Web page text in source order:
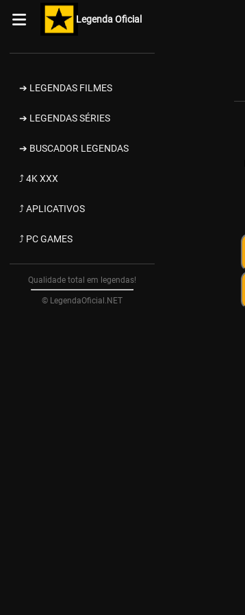
Legenda Oficial
➔ LEGENDAS FILMES
➔ LEGENDAS SÉRIES
➔ BUSCADOR LEGENDAS
⤴ 4K XXX
⤴ APLICATIVOS
⤴ PC GAMES
Qualidade total em legendas!
© LegendaOficial.NET